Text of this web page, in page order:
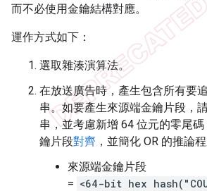
而不必使用金鑰結構對應。
運作方式如下：
選取雜湊演算法。
在放送廣告時，產生包含所有要
串。如要產生來源端金鑰片段，
串，並考慮新增 64 位元的零尾
鑰片段對齊 ，並簡化 OR 的推論程
來源端金鑰片段
= <64-bit hex